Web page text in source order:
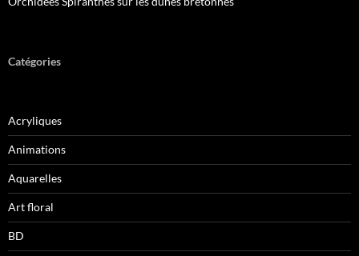
Catégories
Acryliques
Animations
Aquarelles
Art floral
BD